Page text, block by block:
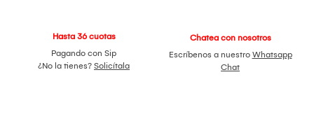
Hasta 36 cuotas
Pagando con Sip
¿No la tienes? Solicítala
Chatea con nosotros
Escríbenos a nuestro Whatsapp
Chat